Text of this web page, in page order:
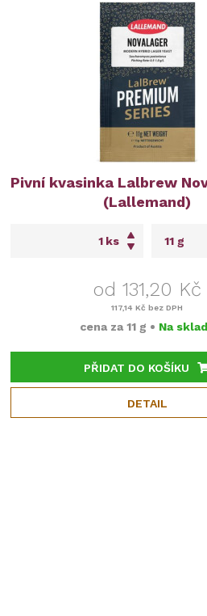
Pivní kvasinka Lalbrew
(Lallemand)
ks
od 131,20 Kč
117,14 Kč bez DPH
cena za11 g • Na
PŘIDAT DO KOŠÍKU
DETAIL